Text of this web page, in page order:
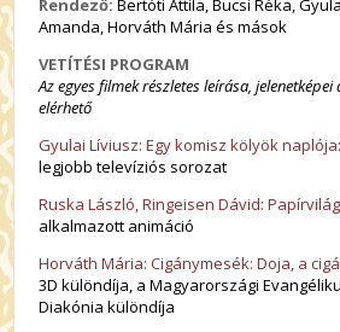
Rendező: Bertóti Attila, Bucsi Réka,
Amanda, Horváth Mária és mások
VETÍTÉSI PROGRAM
Az egyes filmek részletes leírása,
elérhető
Gyulai Líviusz: Egy komisz kölyök
legjobb televíziós sorozat
Ruska László, Ringeisen Dávid: Papírvilág
alkalmazott animáció
Horváth Mária: Cigánymesék: Doja, a
3D különdíja, a Magyarországi
Diakónia különdíja